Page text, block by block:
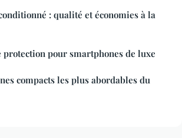
: qualité et économies à la
protection pour smartphones de luxe
compacts les plus abordables du